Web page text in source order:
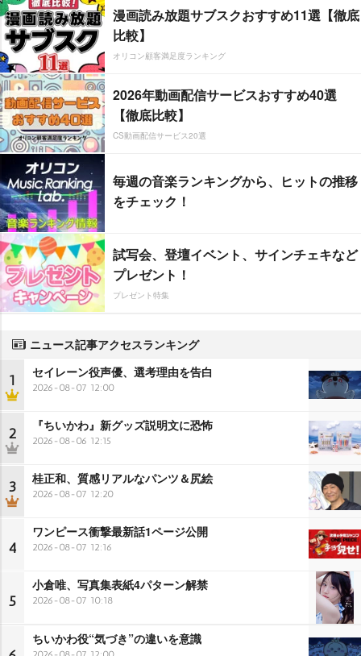
漫画読み放題サブスクおすすめ11選【徹底
比較】
オリコン顧客満足度ランキング
2026年動画配信サービスおすすめ40選
【徹底比較】
CS動画配信サービス20選
毎週の音楽ランキングから、ヒットの推移
をチェック！
試写会、登壇イベント、サインチェキなど
プレゼント！
プレゼント特集
ニュース記事アクセスランキング
1 セイレーン役声優、選考理由を告白
2026-08-07 12:00
2 『ちいかわ』新グッズ説明文に恐怖
2026-08-06 12:15
3 桂正和、質感リアルなパンツ＆尻絵
2026-08-07 12:20
4
ワンピース衝撃最新話1ページ公開
2026-08-07 12:16
5
小倉唯、写真集表紙4パターン解禁
2026-08-07 10:18
ちいかわ役“気づき”の違いを意識